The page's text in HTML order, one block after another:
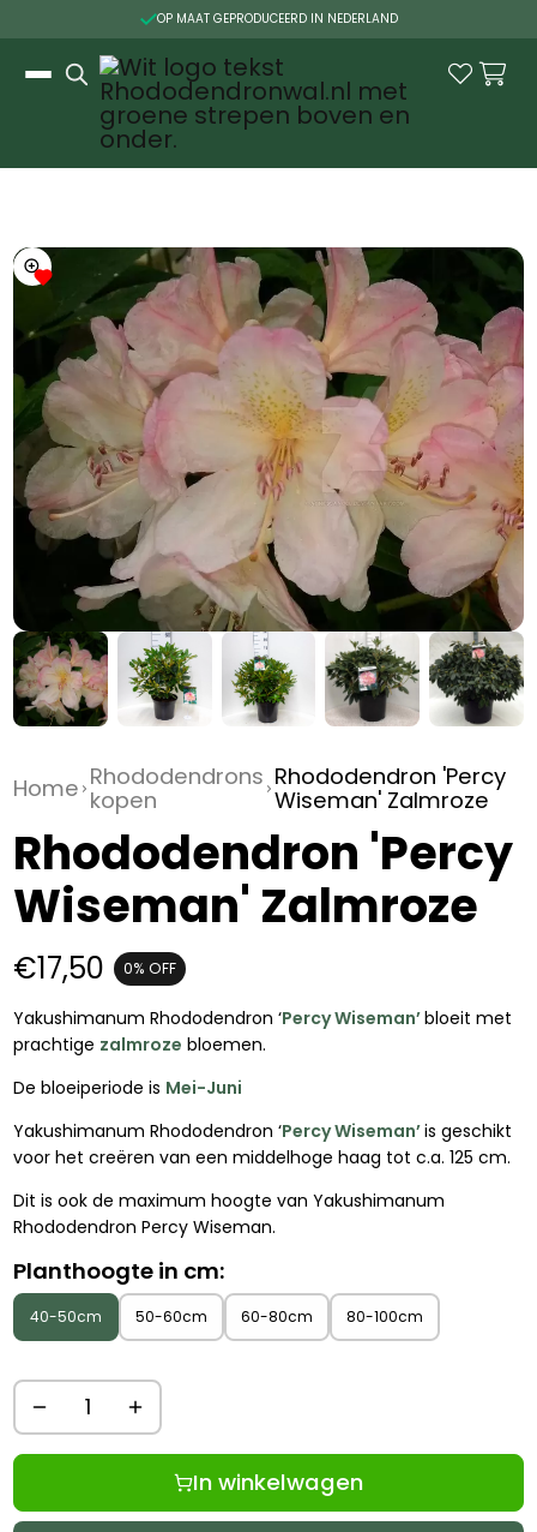
OP MAAT GEPRODUCEERD IN NEDERLAND
Slide 2 of 3.
 
Home Rhododendrons
kopen
Rhododendron 'Percy
Wiseman' Zalmroze
Rhododendron 'Percy
Wiseman' Zalmroze
€17,50 0% OFF
Yakushimanum Rhododendron ‘Percy Wiseman’bloeit met
prachtige zalmroze bloemen.
De bloeiperiode is Mei-Juni
Yakushimanum Rhododendron ‘Percy Wiseman’is geschikt
voor het creëren van een middelhoge haag tot c.a. 125 cm.
Dit is ook de maximum hoogte van Yakushimanum
Rhododendron Percy Wiseman.
Planthoogte in cm:
40-50cm 50-60cm 60-80cm 80-100cm
In winkelwagen